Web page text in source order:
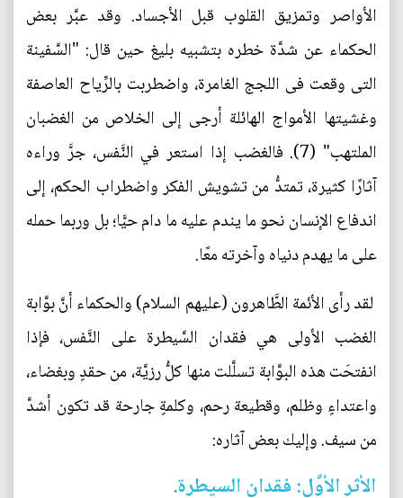
الأواصر وتمزيق القلوب قبل الأجساد. وقد عبَّر بعض
الحكماء عن شدَّة خطره بتشبيه بليغ حين قال: "السَّفینة
التی وقعت فی اللجج الغامرة، واضطربت بالرِّیاح العاصفة
وغشیتها الأمواج الهائلة أرجی إلی الخلاص من الغضبان
الملتهب" (7). فالغضب إذا استعر في النَّفس، جرَّ وراءه
آثارًا كثيرة، تمتدُّ من تشويش الفكر واضطراب الحكم، إلى
اندفاع الإنسان نحو ما يندم عليه ما دام حيًّا؛ بل وربما حمله
على ما يهدم دنياه وآخرته معًا.
لقد رأى الأئمة الطَّاهرون (عليهم السلام) والحكماء أنَّ بوَّابة
الغضب الأولى هي فقدان السَّيطرة على النَّفس، فإذا
انفتحَت هذه البوَّابة تسلَّلت منها كلُّ رزيَّة، من حقدٍ وبغضاء،
واعتداءٍ وظلم، وقطيعة رحم، وكلمةٍ جارحة قد تكون أشدَّ
من سيف. وإليك بعض آثاره:
الأثر الأوَّل: فقدان السيطرة.